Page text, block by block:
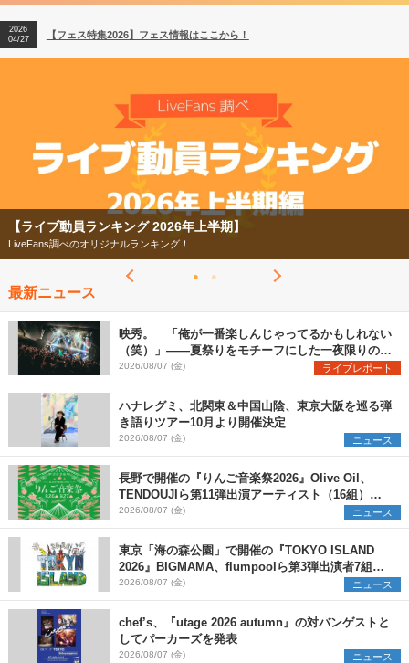
【ライブ動員ランキング】2026年上半期編発表！
2026
04/27
【フェス特集2026】フェス情報はここから！
2026
【ライブ動員ランキング 2026年上半期】
LiveFans調べのオリジナルランキング！
最新ニュース
映秀。 「俺が一番楽しんじゃってるかもしれない
（笑）」――夏祭りをモチーフにした一夜限りのス
ペシャルライブ『色祭』レポート
2026/08/07 (金) ライブレポート
ハナレグミ、北関東＆中国山陰、東京大阪を巡る弾
き語りツアー10月より開催決定
2026/08/07 (金) ニュース
長野で開催の『りんご音楽祭2026』Olive Oil、
TENDOUJIら第11弾出演アーティスト（16組）を
発表
2026/08/07 (金) ニュース
東京「海の森公園」で開催の『TOKYO ISLAND
2026』BIGMAMA、flumpoolら第3弾出演者7組を
発表 ワークショップ・アート出展者を募集
2026/08/07 (金) ニュース
chef’s、『utage 2026 autumn』の対バンゲストと
してパーカーズを発表
2026/08/07 (金) ニュース